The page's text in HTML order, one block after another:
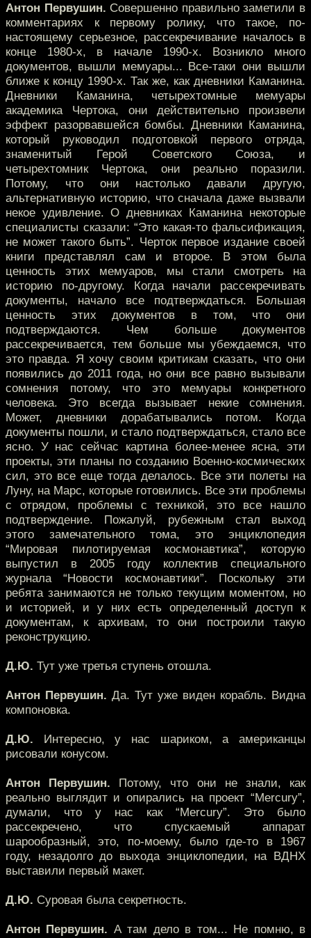
Антон Первушин. Совершенно правильно заметили в
комментариях к первому ролику, что такое, по-
настоящему серьезное, рассекречивание началось в
конце 1980-х, в начале 1990-х. Возникло много
документов, вышли мемуары... Все-таки они вышли
ближе к концу 1990-х. Так же, как дневники Каманина.
Дневники Каманина, четырехтомные мемуары
академика Чертока, они действительно произвели
эффект разорвавшейся бомбы. Дневники Каманина,
который руководил подготовкой первого отряда,
знаменитый Герой Советского Союза, и
четырехтомник Чертока, они реально поразили.
Потому, что они настолько давали другую,
альтернативную историю, что сначала даже вызвали
некое удивление. О дневниках Каманина некоторые
специалисты сказали: “Это какая-то фальсификация,
не может такого быть”. Черток первое издание своей
книги представлял сам и второе. В этом была
ценность этих мемуаров, мы стали смотреть на
историю по-другому. Когда начали рассекречивать
документы, начало все подтверждаться. Большая
ценность этих документов в том, что они
подтверждаются. Чем больше документов
рассекречивается, тем больше мы убеждаемся, что
это правда. Я хочу своим критикам сказать, что они
появились до 2011 года, но они все равно вызывали
сомнения потому, что это мемуары конкретного
человека. Это всегда вызывает некие сомнения.
Может, дневники дорабатывались потом. Когда
документы пошли, и стало подтверждаться, стало все
ясно. У нас сейчас картина более-менее ясна, эти
проекты, эти планы по созданию Военно-космических
сил, это все еще тогда делалось. Все эти полеты на
Луну, на Марс, которые готовились. Все эти проблемы
с отрядом, проблемы с техникой, это все нашло
подтверждение. Пожалуй, рубежным стал выход
этого замечательного тома, это энциклопедия
“Мировая пилотируемая космонавтика”, которую
выпустил в 2005 году коллектив специального
журнала “Новости космонавтики”. Поскольку эти
ребята занимаются не только текущим моментом, но
и историей, и у них есть определенный доступ к
документам, к архивам, то они построили такую
реконструкцию.
Д.Ю. Тут уже третья ступень отошла.
Антон Первушин. Да. Тут уже виден корабль. Видна
компоновка.
Д.Ю. Интересно, у нас шариком, а американцы
рисовали конусом.
Антон Первушин. Потому, что они не знали, как
реально выглядит и опирались на проект “Mercury”,
думали, что у нас как “Mercury”. Это было
рассекречено, что спускаемый аппарат
шарообразный, это, по-моему, было где-то в 1967
году, незадолго до выхода энциклопедии, на ВДНХ
выставили первый макет.
Д.Ю. Суровая была секретность.
Антон Первушин. А там дело в том... Не помню, в